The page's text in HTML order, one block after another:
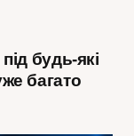
будь-які
багато